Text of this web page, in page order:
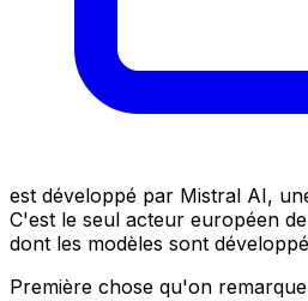
est développé par Mistral AI,
C'est le seul acteur européen
dont les modèles sont
Première chose qu'on